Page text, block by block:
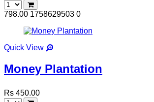
798.00 1758629503 0
Quick View
Money Plantation
Rs 450.00